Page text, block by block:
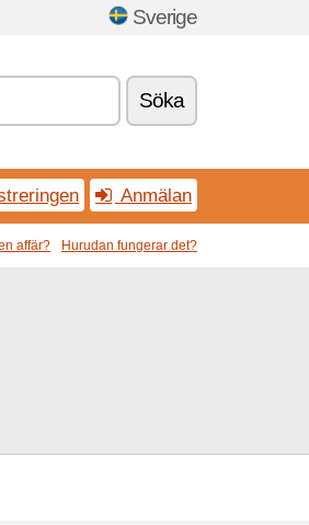
Sverige
Söka
Anmälan
affär? Hurudan fungerar det?